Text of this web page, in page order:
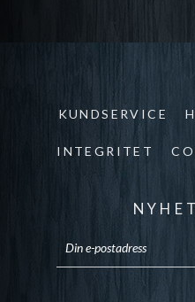
KUNDSERVICE
INTEGRITET